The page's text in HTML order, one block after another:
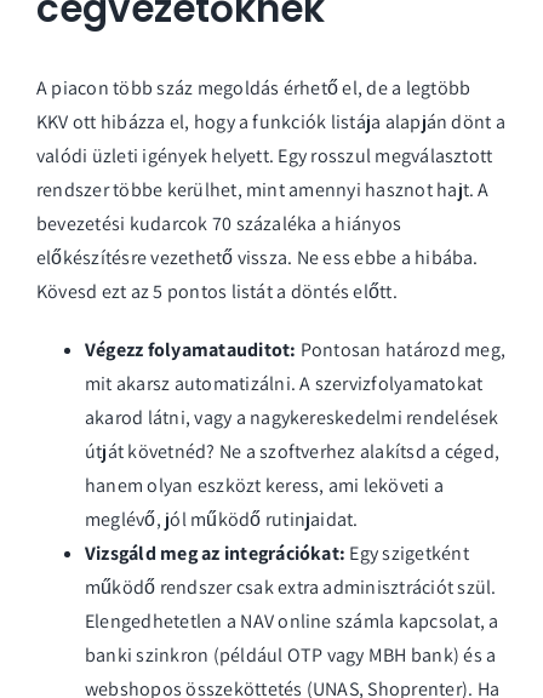
A piacon több száz megoldás érhető el, de a legtöbb
KKV ott hibázza el, hogy a funkciók listája alapján dönt a
valódi üzleti igények helyett. Egy rosszul megválasztott
rendszer többe kerülhet, mint amennyi hasznot hajt. A
bevezetési kudarcok 70 százaléka a hiányos
előkészítésre vezethető vissza. Ne ess ebbe a hibába.
Kövesd ezt az 5 pontos listát a döntés előtt.
Végezz folyamatauditot: Pontosan határozd meg,
mit akarsz automatizálni. A szervizfolyamatokat
akarod látni, vagy a nagykereskedelmi rendelések
útját követnéd? Ne a szoftverhez alakítsd a céged,
hanem olyan eszközt keress, ami leköveti a
meglévő, jól működő rutinjaidat.
Vizsgáld meg az integrációkat: Egy szigetként
működő rendszer csak extra adminisztrációt szül.
Elengedhetetlen a NAV online számla kapcsolat, a
banki szinkron (például OTP vagy MBH bank) és a
webshopos összeköttetés (UNAS, Shoprenter). Ha